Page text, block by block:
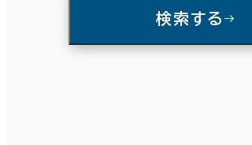
入居可能時期検索する
条件で絞り込む